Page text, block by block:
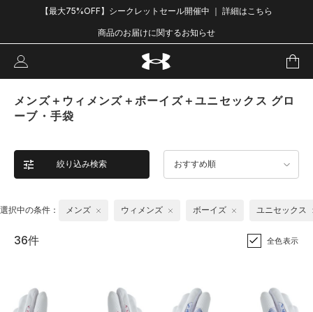
【最大75%OFF】シークレットセール開催中 ｜ 詳細はこちら
商品のお届けに関するお知らせ
メンズ＋ウィメンズ＋ボーイズ＋ユニセックス グロ
ーブ・手袋
絞り込み検索 おすすめ順
選択中の条件： メンズ ウィメンズ ボーイズ ユニセックス
36件 全色表示